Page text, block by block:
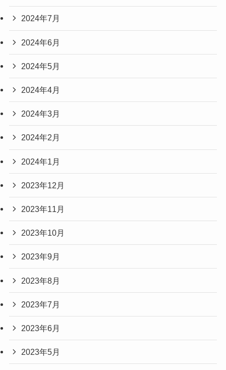
2024年7月
2024年6月
2024年5月
2024年4月
2024年3月
2024年2月
2024年1月
2023年12月
2023年11月
2023年10月
2023年9月
2023年8月
2023年7月
2023年6月
2023年5月